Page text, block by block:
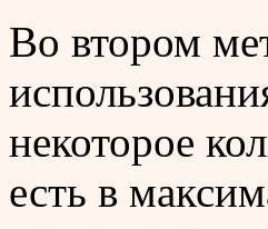
Во втором
некоторое
есть в